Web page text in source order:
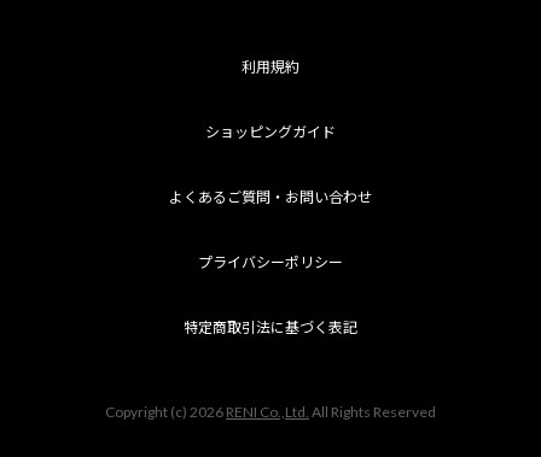
利用規約
ショッピングガイド
よくあるご質問・お問い合わせ
プライバシーポリシー
特定商取引法に基づく表記
Copyright (c) 2026 RENI Co.,Ltd. All Rights Reserved